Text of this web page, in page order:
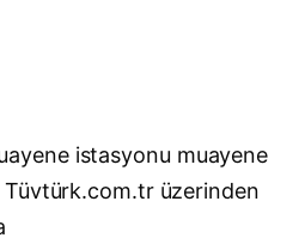
istasyonu muayene
üzerinden